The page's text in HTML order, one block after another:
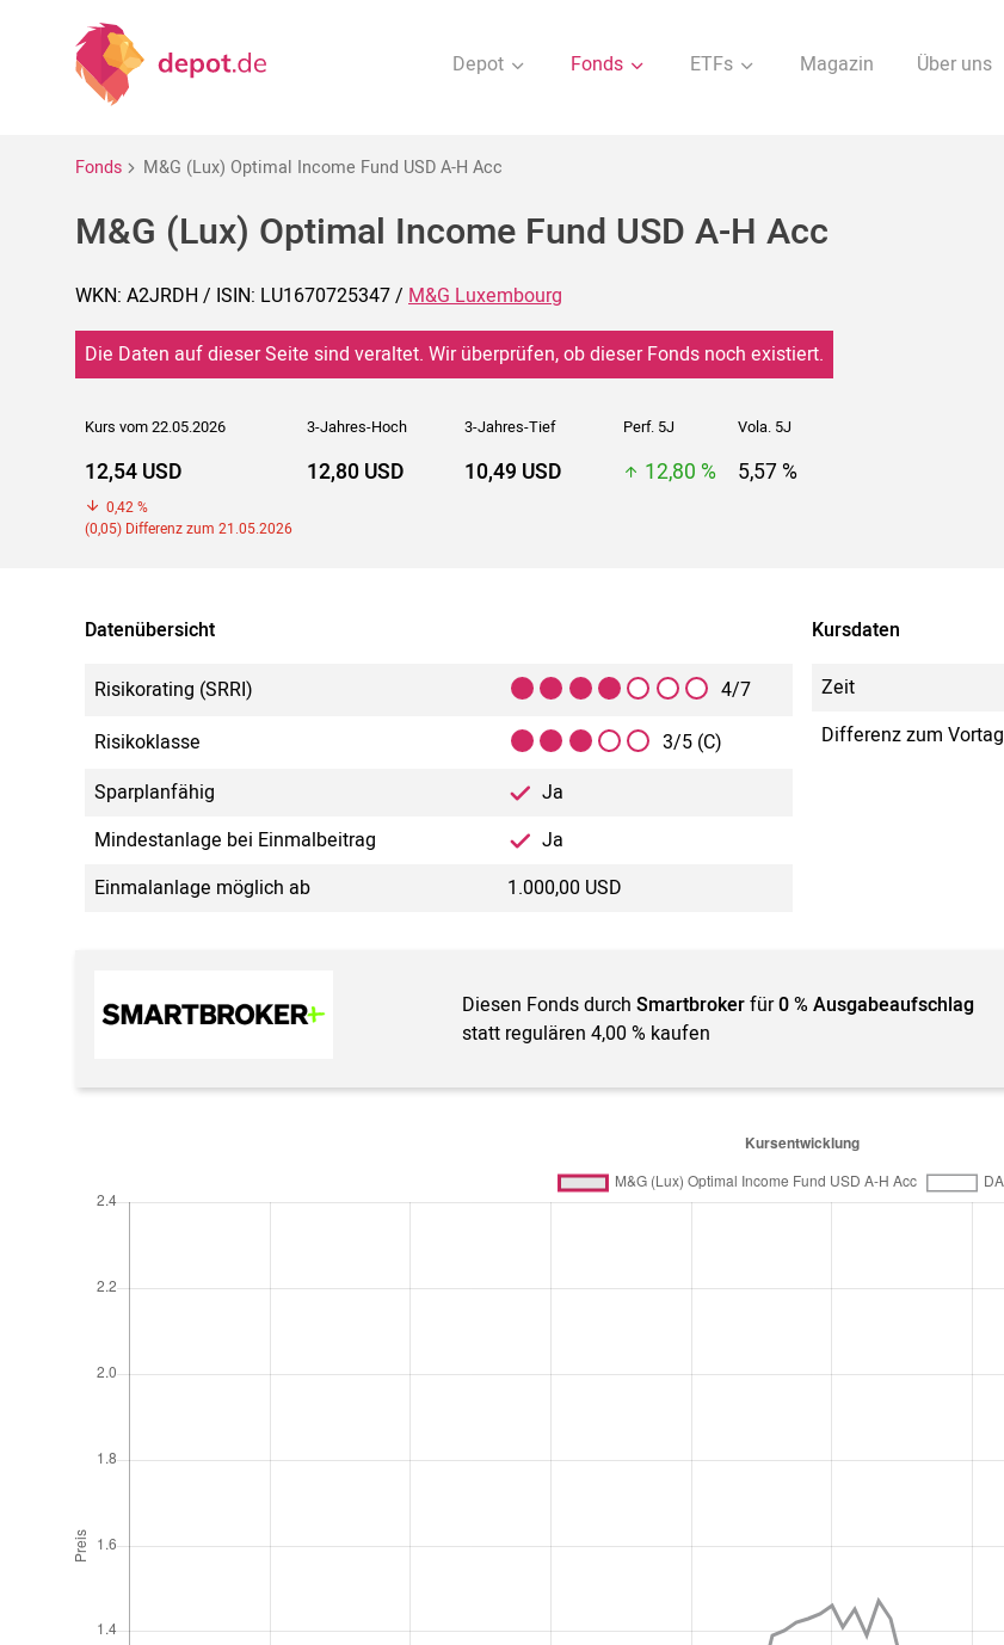
Depot Fonds ETFs Magazin Über uns
Fonds M&G (Lux) Optimal Income Fund USD A-H Acc
M&G (Lux) Optimal Income Fund USD A-H Acc
WKN: A2JRDH / ISIN: LU1670725347 / M&G Luxembourg
Die Daten auf dieser Seite sind veraltet. Wir überprüfen, ob dieser Fonds noch existiert.
Kurs vom 22.05.2026 3-Jahres-Hoch 3-Jahres-Tief Perf. 5J Vola. 5J
12,54 USD
0,42 %
(0,05) Differenz zum 21.05.2026
12,80 USD 10,49 USD 12,80 % 5,57 %
Datenübersicht
Risikorating (SRRI)
4/7
Risikoklasse
3/5 (C)
Sparplanfähig
Ja
Mindestanlage bei Einmalbeitrag
Ja
Einmalanlage möglich ab
1.000,00 USD
Kursdaten
Zeit
Differenz zum Vortag
Diesen Fonds durchSmartbrokerfür0 % Ausgabeaufschlag
statt regulären 4,00 % kaufen